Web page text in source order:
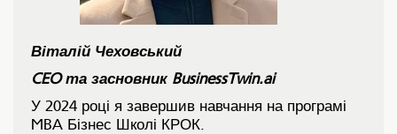
Віталій Чеховський
CEO та засновник BusinessTwin.ai
У 2024 році я завершив навчання на програмі
MBA Бізнес Школі КРОК.